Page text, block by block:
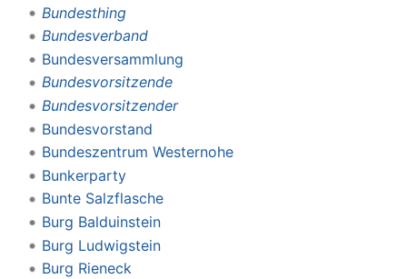
Bundesthing
Bundesverband
Bundesversammlung
Bundesvorsitzende
Bundesvorsitzender
Bundesvorstand
Bundeszentrum Westernohe
Bunkerparty
Bunte Salzflasche
Burg Balduinstein
Burg Ludwigstein
Burg Rieneck